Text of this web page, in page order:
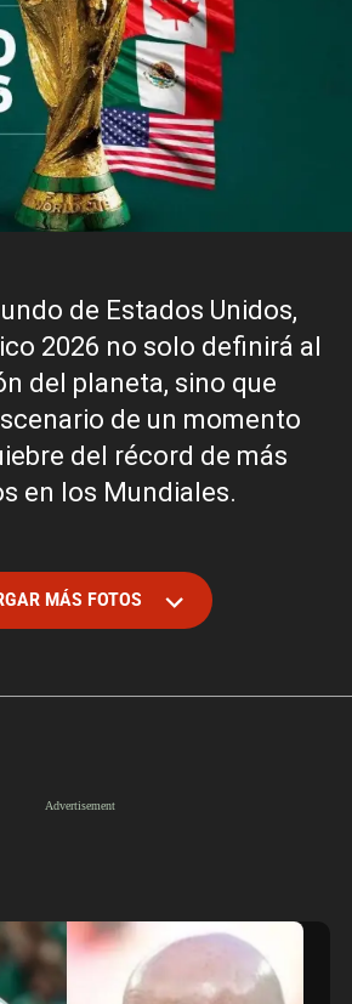
de Estados Unidos,
2026 no solo definirá al
del planeta, sino que
de un momento
del récord de más
en los Mundiales.
MÁS FOTOS